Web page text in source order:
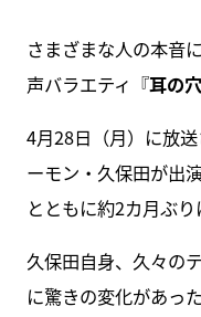
さまざまな人の本音
声バラエティ『耳の
4月28日（月）に放
ーモン・久保田が出
とともに約2カ月ぶり
久保田自身、久々の
に驚きの変化があっ